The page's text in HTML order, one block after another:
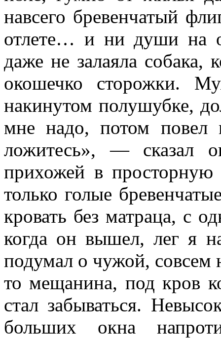
навсего бревенчатый
отлете… и ни души на
даже не залаяла собака,
окошечко сторожки.
накинутом полушубке,
мне надо, потом повел
ложитесь», — сказал
прихожей в
только голые
кровать без матраца, с
когда он вышел, лег я
подумал о чужой, совсем
то мещанина, под кров
стал забываться.
больших окна